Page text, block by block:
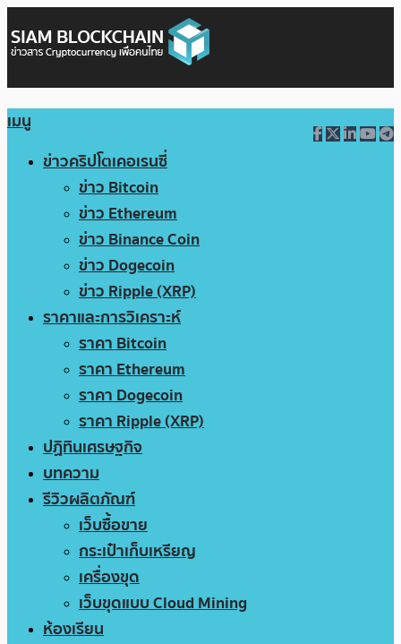
เมนู
ข่าวคริปโตเคอเรนซี่
ข่าว Bitcoin
ข่าว Ethereum
ข่าว Binance Coin
ข่าว Dogecoin
ข่าว Ripple (XRP)
ราคาและการวิเคราะห์
ราคา Bitcoin
ราคา Ethereum
ราคา Dogecoin
ราคา Ripple (XRP)
ปฏิทินเศรษฐกิจ
บทความ
รีวิวผลิตภัณฑ์
เว็บซื้อขาย
กระเป๋าเก็บเหรียญ
เครื่องขุด
เว็บขุดแบบ Cloud Mining
ห้องเรียน